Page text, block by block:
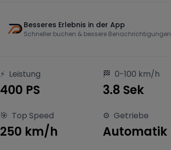
Besseres Erlebnis in der App
Schneller buchen & bessere Benachrichtigungen
⚡ Leistung
400 PS
🏁 0-100 km/h
3.8 Sek
🎯 Top Speed
250 km/h
⚙️ Getriebe
Automatik